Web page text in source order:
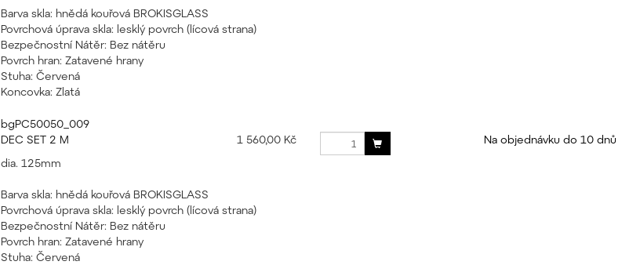
Barva skla: hnědá kouřová BROKISGLASS
Povrchová úprava skla: lesklý povrch (lícová strana)
Bezpečnostní Nátěr: Bez nátěru
Povrch hran: Zatavené hrany
Stuha: Červená
Koncovka: Zlatá
bgPC50050_009
DEC SET 2 M
1 560,00 Kč
Na objednávku do 10 dnů
dia. 125mm
Barva skla: hnědá kouřová BROKISGLASS
Povrchová úprava skla: lesklý povrch (lícová strana)
Bezpečnostní Nátěr: Bez nátěru
Povrch hran: Zatavené hrany
Stuha: Červená